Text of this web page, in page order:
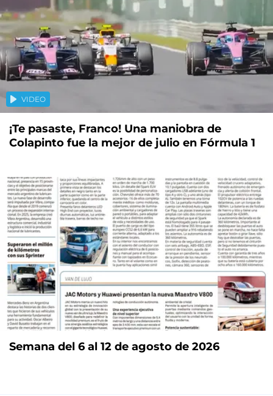
VIDEO
¡Te pasaste, Franco! Una maniobra de
Colapinto fue la mejor de julio en Fórmula 1
Semana del 6 al 12 de agosto de 2026